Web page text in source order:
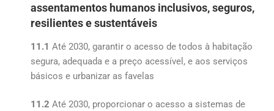
assentamentos humanos inclusivos, seguros,
resilientes e sustentáveis
11.1 Até 2030, garantir o acesso de todos à habitação
segura, adequada e a preço acessível, e aos serviços
básicos e urbanizar as favelas
11.2 Até 2030, proporcionar o acesso a sistemas de